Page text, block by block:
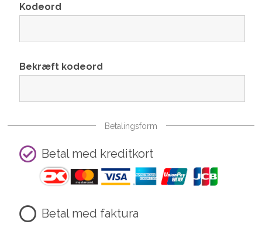
Kodeord
Bekræft kodeord
Betalingsform
Betal med kreditkort
Betal med faktura